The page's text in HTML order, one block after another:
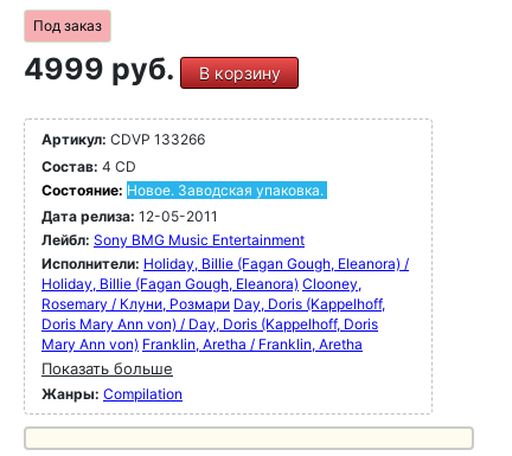
Под заказ
4999 руб. В корзину
Артикул: CDVP 133266
Состав: 4 CD
Состояние: Новое. Заводская упаковка.
Дата релиза: 12-05-2011
Лейбл: Sony BMG Music Entertainment
Исполнители: Holiday, Billie (Fagan Gough, Eleanora) /
Holiday, Billie (Fagan Gough, Eleanora) Clooney,
Rosemary / Клуни, Розмари Day, Doris (Kappelhoff,
Doris Mary Ann von) / Day, Doris (Kappelhoff, Doris
Mary Ann von) Franklin, Aretha / Franklin, Aretha
Показать больше
Жанры: Compilation